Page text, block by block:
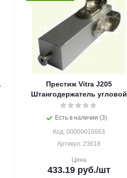
Престиж Vitra J205
Штангодержатель угловой
Есть в наличии (3)
Код: 00000016663
Артикул: 23618
Цена
433.19руб./шт